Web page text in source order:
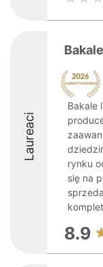
Laureaci
Bakale
rynku
się na
8.9